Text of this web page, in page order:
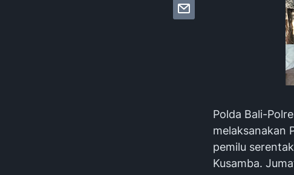
Polda Bali-
melaksanakan
pemilu
Kusamba.